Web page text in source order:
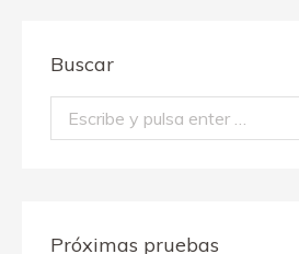
Buscar
Buscar:
Próximas pruebas